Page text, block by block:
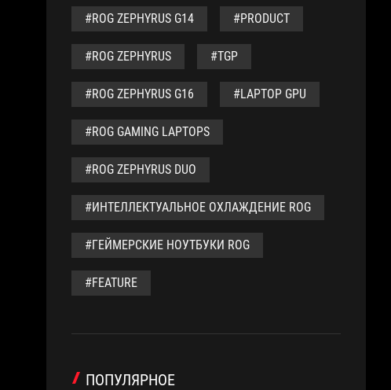
#ROG ZEPHYRUS G14 #PRODUCT
#ROG ZEPHYRUS #TGP
#ROG ZEPHYRUS G16 #LAPTOP GPU
#ROG GAMING LAPTOPS
#ROG ZEPHYRUS DUO
#ИНТЕЛЛЕКТУАЛЬНОЕ ОХЛАЖДЕНИЕ ROG
#ГЕЙМЕРСКИЕ НОУТБУКИ ROG
#FEATURE
ПОПУЛЯРНОЕ